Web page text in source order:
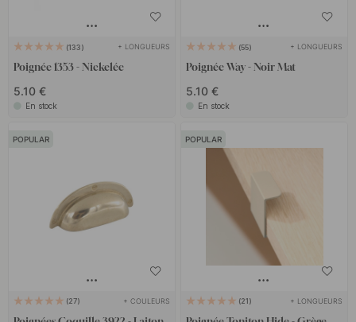
133 + LONGUEURS
Poignée 1353 - Nickelée
5.10 €
En stock
55 + LONGUEURS
Poignée Way - Noir Mat
5.10 €
En stock
POPULAR
27 + COULEURS
POPULAR
21 + LONGUEURS